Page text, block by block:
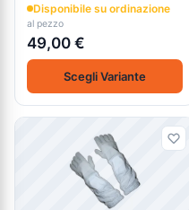
Disponibile su ordinazione
al pezzo
49,00 €
Scegli Variante